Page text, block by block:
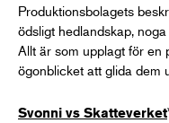
Produktionsbolagets
ödsligt hedlandskap,
Allt är som upplagt för en
ögonblicket att glida dem
Svonni vs Skatteverket